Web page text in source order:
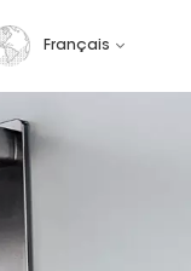
Français